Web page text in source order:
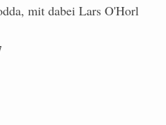
mit dabei Lars O'Horl